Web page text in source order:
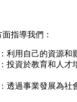
指導我們：
利用自己的資源和
投資於教育和人才
透過事業發展為社